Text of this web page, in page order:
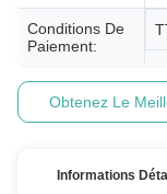
Conditions De
Paiement:
Obtenez Le
Informations